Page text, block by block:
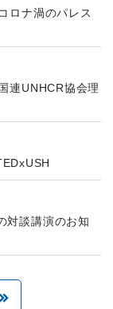
ロナ渦のパレス
連UNHCR協会理
対談講演のお知